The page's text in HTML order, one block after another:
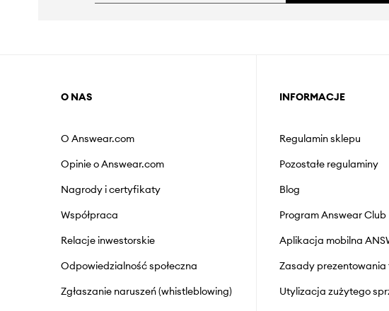
O NAS
O Answear.com
Opinie o Answear.com
Nagrody i certyfikaty
Współpraca
Relacje inwestorskie
Odpowiedzialność społeczna
Zgłaszanie naruszeń (whistleblowing)
INFORMACJE
Regulamin sklepu
Pozostałe regulaminy
Blog
Program Answear Club
Aplikacja mobilna
Zasady
Utylizacja zużytego